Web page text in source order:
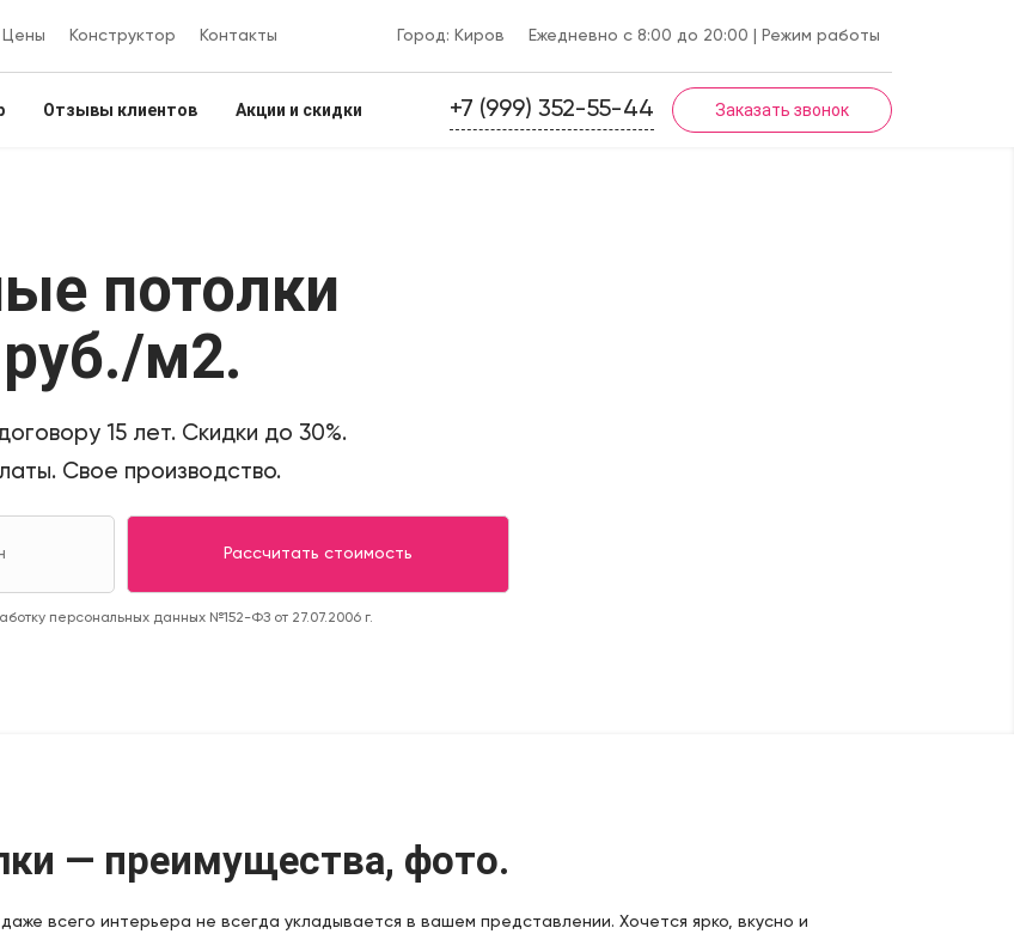
Цены Конструктор Контакты Город: Киров Ежедневно с 8:00 до 20:00 | Режим работы
Отзывы клиентов Акции и скидки +7 (999) 352-55-44 Заказать звонок
потолки
м2.
15 лет. Скидки до 30%.
Свое производство.
персональных данных №152-ФЗ от 27.07.2006 г.
— преимущества, фото.
всего интерьера не всегда укладывается в вашем представлении. Хочется ярко, вкусно и